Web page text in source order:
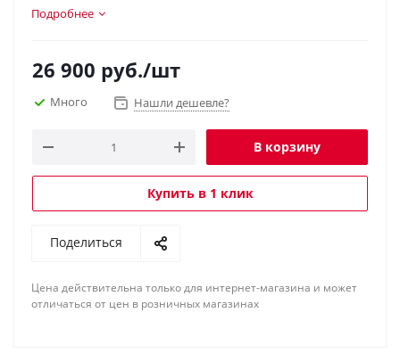
Подробнее
26 900 руб./шт
Много Нашли дешевле?
В корзину
Купить в 1 клик
Поделиться
Цена действительна только для интернет-магазина и может
отличаться от цен в розничных магазинах